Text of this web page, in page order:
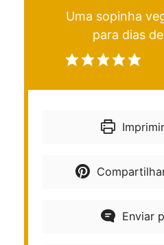
Uma sopinha
para dias
Enviar